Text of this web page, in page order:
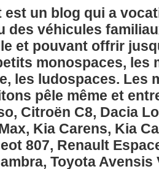
est un blog qui a
des véhicules
et pouvant offrir
monospaces, les
les ludospaces. Les
pêle même et
Citroën C8, Dacia
Kia Carens, Kia
807, Renault
Toyota